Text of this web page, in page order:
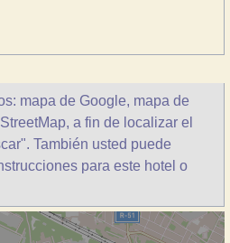
mapa de Google, mapa de
a fin de localizar el
También usted puede
para este hotel o